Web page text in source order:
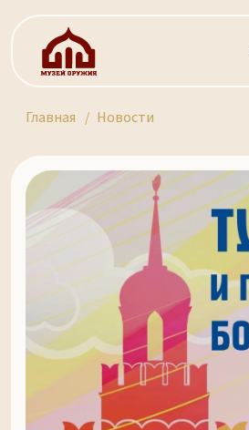
Главная Новости